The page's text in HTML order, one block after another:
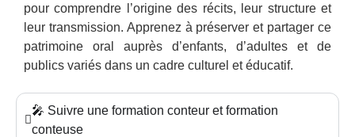
pour comprendre l’origine des récits, leur structure et
leur transmission. Apprenez à préserver et partager ce
patrimoine oral auprès d’enfants, d’adultes et de
publics variés dans un cadre culturel et éducatif.
🎤 Suivre une formation conteur et formation
conteuse